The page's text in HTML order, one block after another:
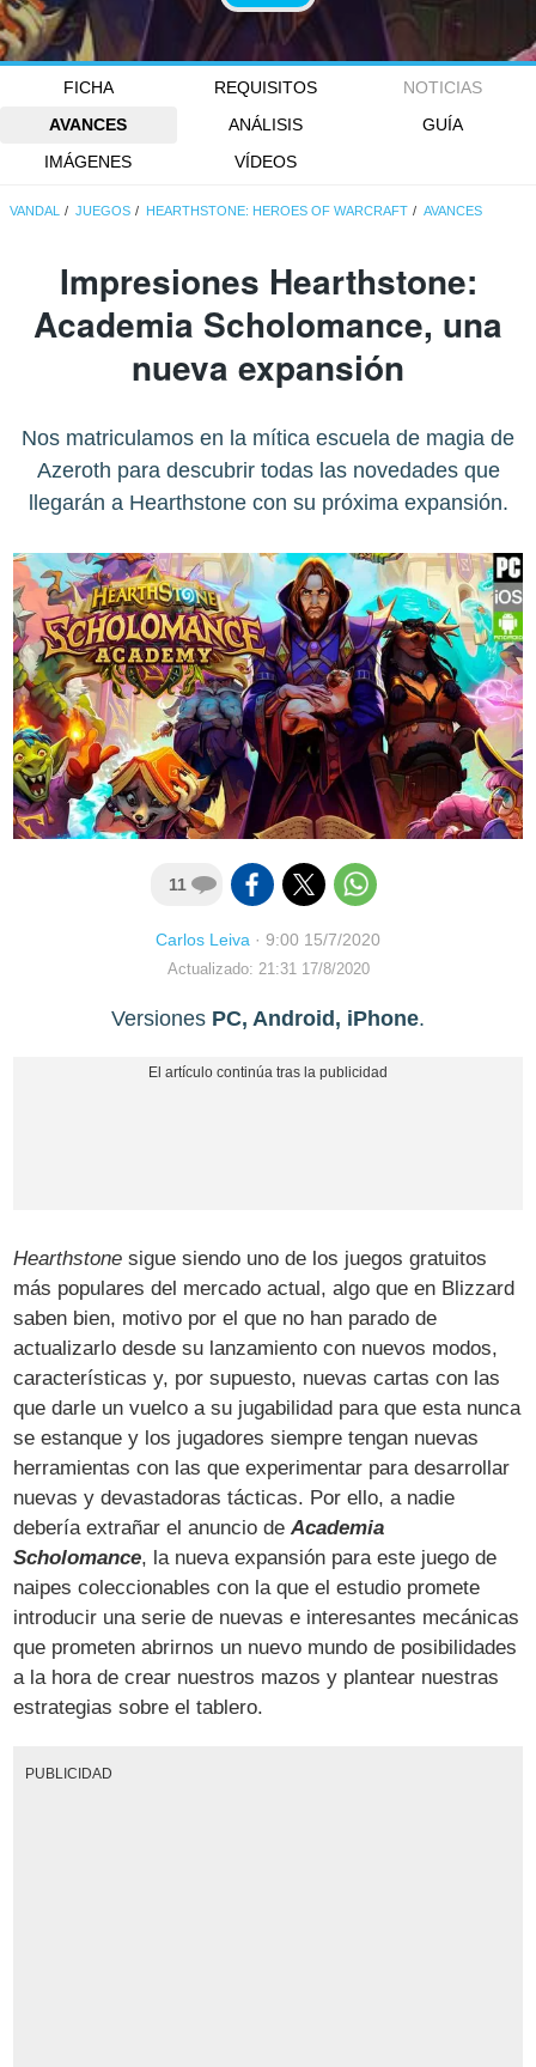
FICHA REQUISITOS
NOTICIAS
AVANCES
ANÁLISIS
GUÍA
IMÁGENES
VÍDEOS
VANDAL JUEGOS HEARTHSTONE: HEROES OF WARCRAFT AVANCES
Impresiones Hearthstone:
Academia Scholomance, una
nueva expansión
Nos matriculamos en la mítica escuela de magia de
Azeroth para descubrir todas las novedades que
llegarán a Hearthstone con su próxima expansión.
11
Carlos Leiva · 9:00 15/7/2020
Actualizado: 21:31 17/8/2020
Versiones PC, Android, iPhone.
Hearthstone sigue siendo uno de los juegos gratuitos
más populares del mercado actual, algo que en Blizzard
saben bien, motivo por el que no han parado de
actualizarlo desde su lanzamiento con nuevos modos,
características y, por supuesto, nuevas cartas con las
que darle un vuelco a su jugabilidad para que esta nunca
se estanque y los jugadores siempre tengan nuevas
herramientas con las que experimentar para desarrollar
nuevas y devastadoras tácticas. Por ello, a nadie
debería extrañar el anuncio deAcademia
Scholomance, la nueva expansión para este juego de
naipes coleccionables con la que el estudio promete
introducir una serie de nuevas e interesantes mecánicas
que prometen abrirnos un nuevo mundo de posibilidades
a la hora de crear nuestros mazos y plantear nuestras
estrategias sobre el tablero.
PUBLICIDAD